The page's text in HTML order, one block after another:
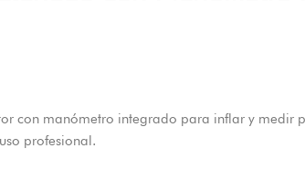
con manómetro integrado para inflar y medir
profesional.